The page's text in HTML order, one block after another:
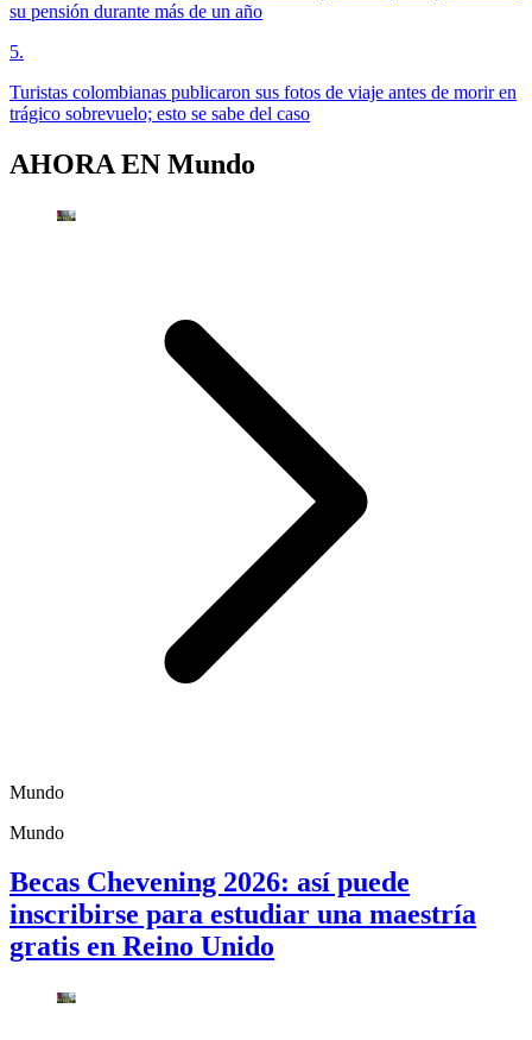
su pensión durante más de un año
5.
Turistas colombianas publicaron sus fotos de viaje antes de morir en
trágico sobrevuelo; esto se sabe del caso
AHORA EN Mundo
Mundo
Mundo
Becas Chevening 2026: así puede
inscribirse para estudiar una maestría
gratis en Reino Unido